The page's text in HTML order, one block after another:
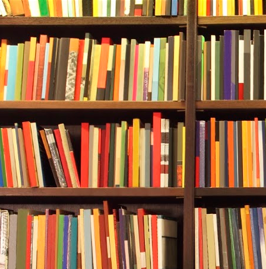
报名系统进行报名。具体分三种
上海"的企业，须登陆报名平台点
承诺书，一般无需再次提交其他
已参与2024"乐品上海"但需要调
陆报名系统点击提交2025年活动
相关门店报名信息； 新报名参与
并仔细填写报名信息，提交2025
他报名材料，相关信息核验通过
Q18：餐饮企业报名是否有截止日期？
第一轮企业报名时间为2025年2月
（周日）。后续每月中旬至当月